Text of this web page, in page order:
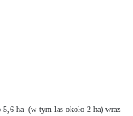
5,6 ha (w tym las około 2 ha) wraz